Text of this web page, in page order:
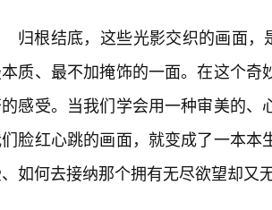
归根结底，这些光影交织的画面，
质、最不加掩饰的一面。在这个
感受。当我们学会用一种审美的
脸红心跳的画面，就变成了一本
如何去接纳那个拥有无尽欲望却又